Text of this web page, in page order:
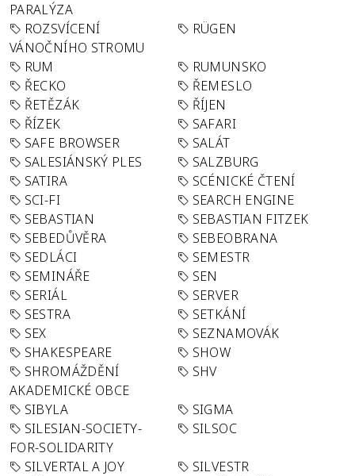
PARALÝZA
ROZSVÍCENÍ
VÁNOČNÍHO STROMU
RÜGEN
RUM
RUMUNSKO
ŘECKO
ŘEMESLO
ŘETĚZÁK
ŘÍJEN
ŘÍZEK
SAFARI
SAFE BROWSER
SALÁT
SALESIÁNSKÝ PLES
SALZBURG
SATIRA
SCÉNICKÉ ČTENÍ
SCI-FI
SEARCH ENGINE
SEBASTIAN
SEBASTIAN FITZEK
SEBEDŮVĚRA
SEBEOBRANA
SEDLÁCI
SEMESTR
SEMINÁŘE
SEN
SERIÁL
SERVER
SESTRA
SETKÁNÍ
SEX
SEZNAMOVÁK
SHAKESPEARE
SHOW
SHROMÁŽDĚNÍ
AKADEMICKÉ OBCE
SHV
SIBYLA
SIGMA
SILESIAN-SOCIETY-
FOR-SOLIDARITY
SILSOC
SILVERTAL A JOY
SILVESTR